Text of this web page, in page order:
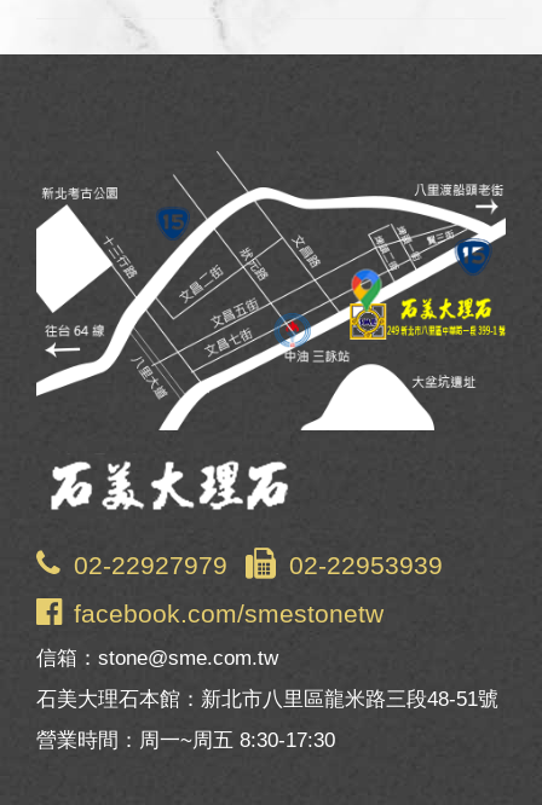
02-22927979
02-22953939
facebook.com/smestonetw
信箱：stone@sme.com.tw
石美大理石本館：新北市八里區龍米路三段48-51號
營業時間：周一~周五 8:30-17:30